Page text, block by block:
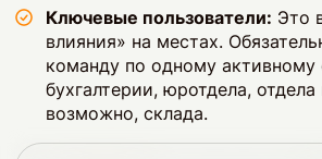
Ключевые пользователи: Это
влияния» на местах.
команду по одному активному
бухгалтерии, юротдела,
возможно, склада.